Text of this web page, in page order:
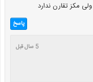
مکز تقارن ندارد
پاسخ
5 سال قبل